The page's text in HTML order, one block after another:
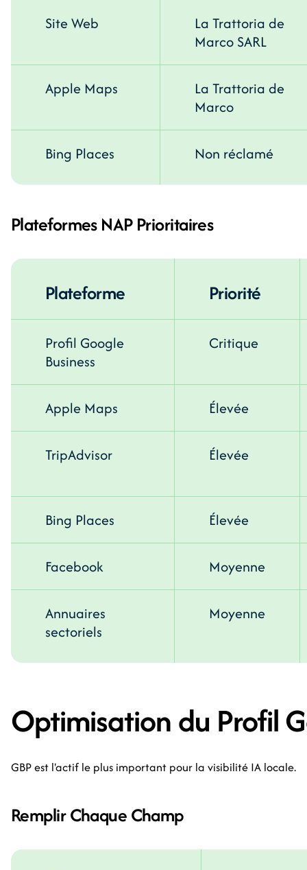
Site Web
La Trattoria de
Marco SARL
Apple Maps
La Trattoria de
Marco
Bing Places Non réclamé
Plateformes NAP Prioritaires
Plateforme Priorité
Profil Google
Business
Critique
Apple Maps Élevée
TripAdvisor Élevée
Bing Places Élevée
Facebook Moyenne
Annuaires
sectoriels
Moyenne
Optimisation du Profil
GBP est l'actif le plus important pour la visibilité IA locale.
Remplir Chaque Champ